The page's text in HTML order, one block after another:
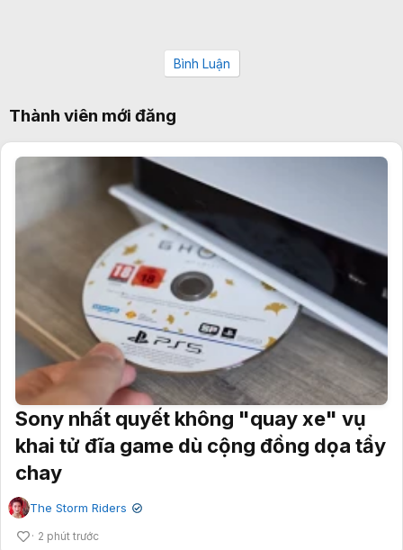
Bình Luận
Thành viên mới đăng
Sony nhất quyết không "quay xe" vụ
khai tử đĩa game dù cộng đồng dọa tẩy
chay
The Storm Riders ✔
2 phút trước